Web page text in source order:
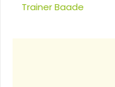
Trainer Baade